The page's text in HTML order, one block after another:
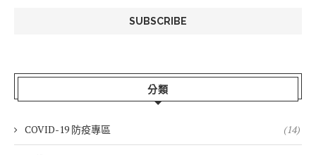
分類
COVID-19 防疫專區 (14)